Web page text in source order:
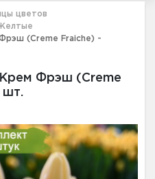
цветов
(Creme Fraiche) -
Фрэш (Creme
шт.